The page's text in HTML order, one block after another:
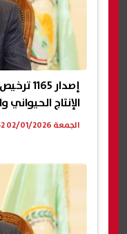
إصدار
الإنتاج الحيواني
الجمعة 02/01/2026 10:52 ص